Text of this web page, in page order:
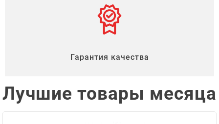
Гарантия качества
Лучшие товары месяца